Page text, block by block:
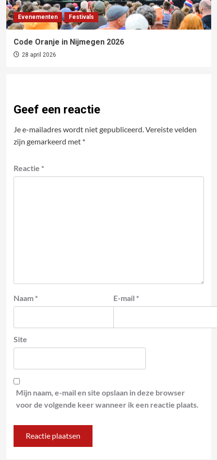
Evenementen Festivals
Code Oranje in Nijmegen 2026
28 april 2026
Geef een reactie
Je e-mailadres wordt niet gepubliceerd. Vereiste velden
zijn gemarkeerd met *
Reactie *
Naam * E-mail *
Site
Mijn naam, e-mail en site opslaan in deze browser
voor de volgende keer wanneer ik een reactie plaats.